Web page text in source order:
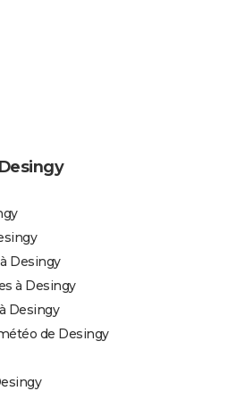
Desingy
à Desingy
Desingy
de Desingy